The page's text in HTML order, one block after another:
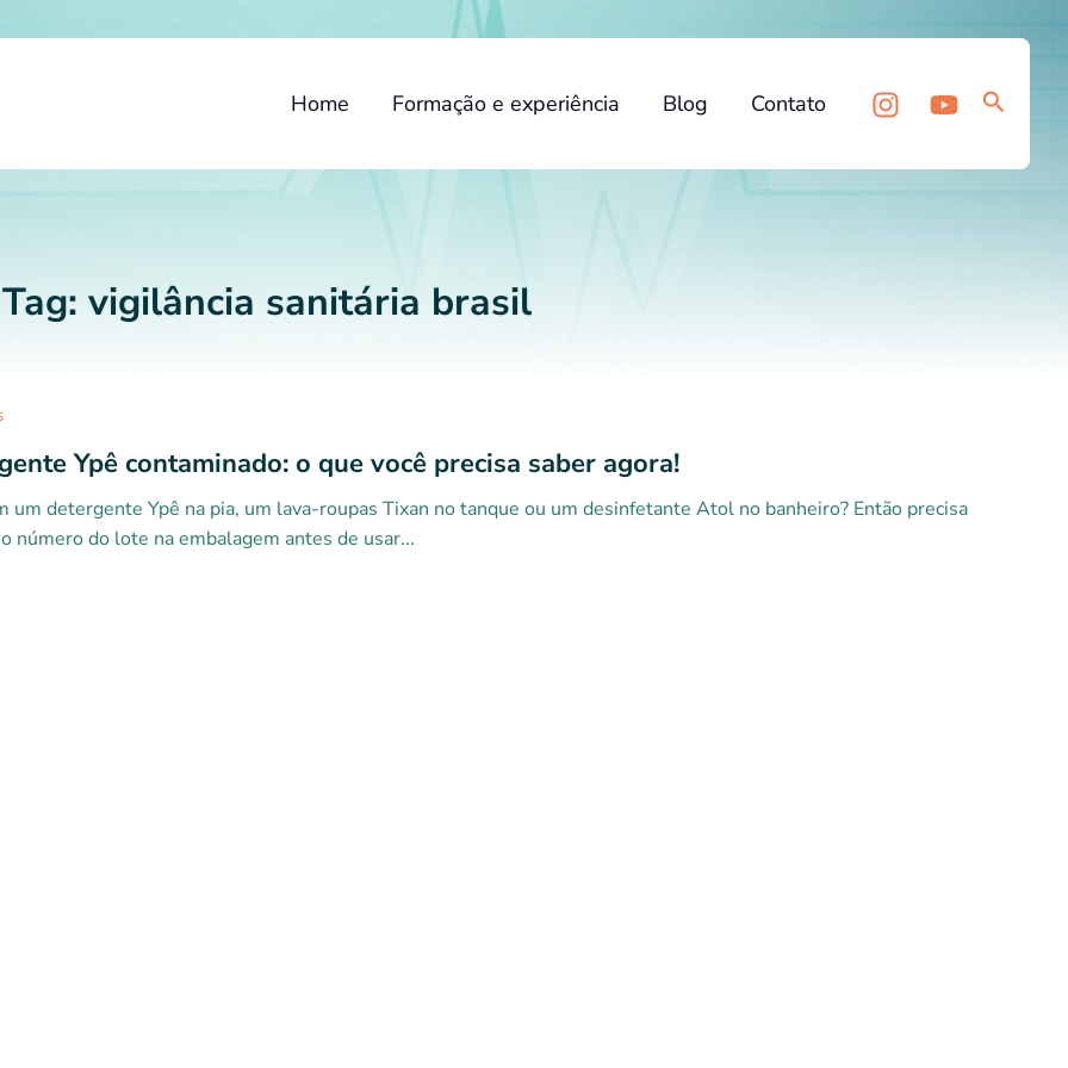
Home Formação e experiência Blog Contato
Tag: vigilância sanitária brasil
Ypê contaminado: o que você precisa saber agora!
um detergente Ypê na pia, um lava-roupas Tixan no tanque ou um desinfetante Atol no banheiro? Então precisa
número do lote na embalagem antes de usar...